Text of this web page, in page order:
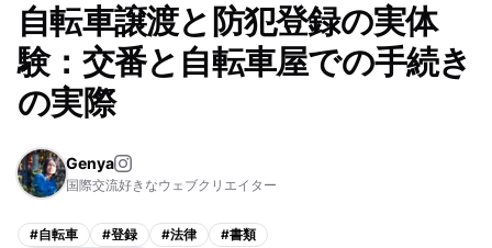
自転車譲渡と防犯登録の実体
験：交番と自転車屋での手続き
の実際
Genya
国際交流好きなウェブクリエイター
#自転車 #登録 #法律 #書類